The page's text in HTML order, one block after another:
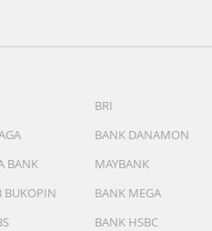
BRI
BANK DANAMON
BANK
MAYBANK
BUKOPIN
BANK MEGA
BANK HSBC